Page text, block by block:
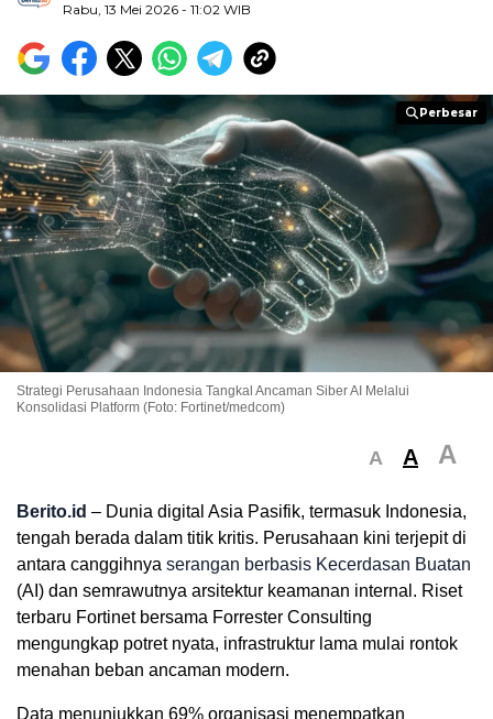
Rabu, 13 Mei 2026 - 11:02 WIB
Perbesar
Perbesar
Strategi Perusahaan Indonesia Tangkal Ancaman Siber AI Melalui
Konsolidasi Platform (Foto: Fortinet/medcom)
A A A
Berito.id – Dunia digital Asia Pasifik, termasuk Indonesia,
tengah berada dalam titik kritis. Perusahaan kini terjepit di
antara canggihnya serangan berbasis Kecerdasan Buatan
(AI) dan semrawutnya arsitektur keamanan internal. Riset
terbaru Fortinet bersama Forrester Consulting
mengungkap potret nyata, infrastruktur lama mulai rontok
menahan beban ancaman modern.
Data menunjukkan 69% organisasi menempatkan